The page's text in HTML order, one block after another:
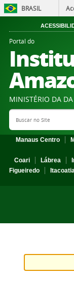
BRASIL
Portal do
MINISTÉRIO DA
Search Site
Manaus Centro
Coari
Lábrea
Figueiredo